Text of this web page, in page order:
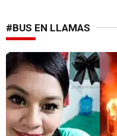
#BUS EN LLAMAS
Caso en México